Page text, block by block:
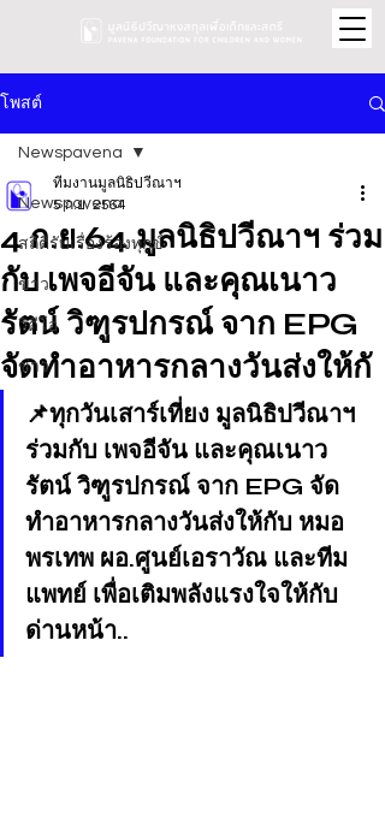
โพสต์
Newspavena
สถิติรับเรื่องร้องทุกข์
ข่าว
วิดีโอ
ข่าว
Newspavena
4 ก.ย.64 มูลนิธิปวีณาฯ ร่วม
กับ เพจอีจัน และคุณเนาว
รัตน์ วิฑูรปกรณ์ จาก EPG
จัดทำอาหารกลางวันส่งให้กั
ทีมงานมูลนิธิปวีณาฯ
5 ก.ย. 2564
📌ทุกวันเสาร์เที่ยง มูลนิธิปวีณาฯ
ร่วมกับ เพจอีจัน และคุณเนาว
รัตน์ วิฑูรปกรณ์ จาก EPG จัด
ทำอาหารกลางวันส่งให้กับ หมอ
พรเทพ ผอ.ศูนย์เอราวัณ และทีม
แพทย์ เพื่อเติมพลังแรงใจให้กับ
ด่านหน้า..